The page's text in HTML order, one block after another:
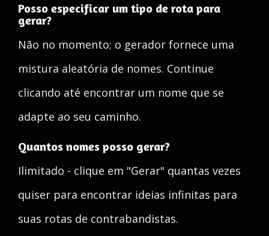
Posso especificar um tipo de rota para
gerar?
Não no momento; o gerador fornece uma
mistura aleatória de nomes. Continue
clicando até encontrar um nome que se
adapte ao seu caminho.
Quantos nomes posso gerar?
Ilimitado - clique em "Gerar" quantas vezes
quiser para encontrar ideias infinitas para
suas rotas de contrabandistas.